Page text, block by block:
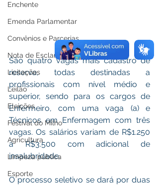
Enchente
Emenda Parlamentar
Convênios e Parcerias
Nota de Esclarecimento
Licitações
Leilão
Eleições
Festival do Milho
Agricultura
Limpeza pública
Esporte
São quatro vagas mais cadastro de
reserva, todas destinadas a
profissionais com nível médio e
superior, sendo para os cargos de
Enfermeiro, com uma vaga (a) e
Técnicos em Enfermagem com três
vagas. Os salários variam de R$1.250
a R$3.500 com adicional de
insalubridade.
O processo seletivo se dará por duas